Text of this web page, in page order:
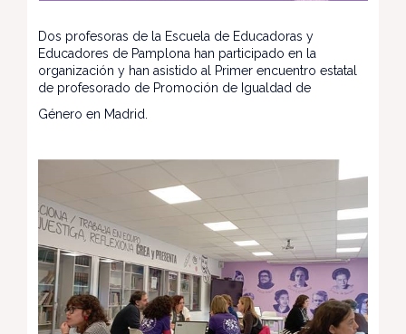
Dos profesoras de la Escuela de Educadoras y
Educadores de Pamplona han participado en la
organización y han asistido al Primer encuentro estatal
de profesorado de Promoción de Igualdad de
Género en Madrid.